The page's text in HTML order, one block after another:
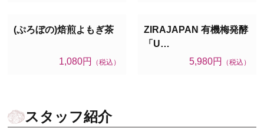
(ぷろぼの)焙煎よもぎ茶
1,080円 （税込）
ZIRAJAPAN 有機梅発酵
「U…
5,980円
（税込）
スタッフ紹介